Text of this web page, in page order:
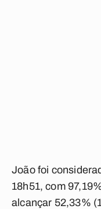
João foi
18h51, com
alcançar 52,33%